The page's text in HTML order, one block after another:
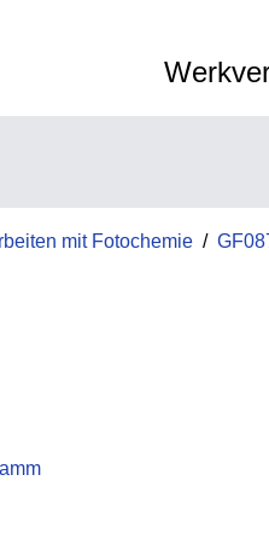
mit Fotochemie /